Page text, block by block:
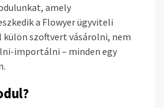
amely
a Flowyer ügyviteli
külön szoftvert vásárolni, nem
importálni – minden egy